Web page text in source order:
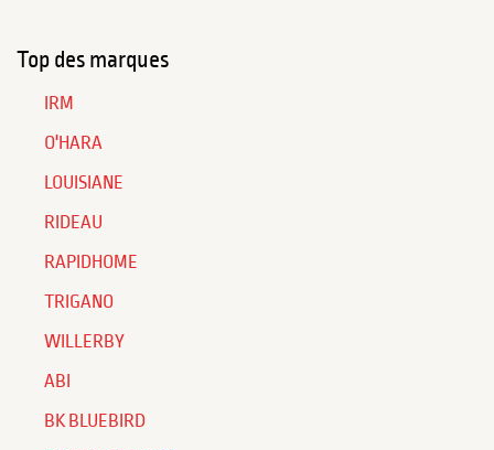
Top des marques
IRM
O'HARA
LOUISIANE
RIDEAU
RAPIDHOME
TRIGANO
WILLERBY
ABI
BK BLUEBIRD